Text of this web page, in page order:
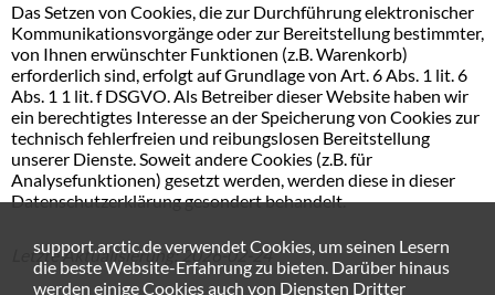
Das Setzen von Cookies, die zur Durchführung elektronischer
Kommunikationsvorgänge oder zur Bereitstellung bestimmter,
von Ihnen erwünschter Funktionen (z.B. Warenkorb)
erforderlich sind, erfolgt auf Grundlage von Art. 6 Abs. 1 lit. 6
Abs. 1 1 lit. f DSGVO. Als Betreiber dieser Website haben wir
ein berechtigtes Interesse an der Speicherung von Cookies zur
technisch fehlerfreien und reibungslosen Bereitstellung
unserer Dienste. Soweit andere Cookies (z.B. für
Analysefunktionen) gesetzt werden, werden diese in dieser
Datenschutzerklärung gesondert behandelt.
Letzte Aktualisierung: 2026-02-24
support.arctic.de verwendet Cookies, um seinen Lesern
die beste Website-Erfahrung zu bieten. Darüber hinaus
werden einige Cookies auch von Diensten Dritter